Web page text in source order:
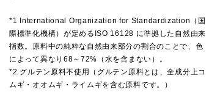
*1 International Organization for Standardization（国
際標準化機構）が定めるISO 16128 に準拠した自然由来
指数。原料中の純粋な自然由来部分の割合のことで、色
によって異なり68～72%（水を含まない）。
*2 グルテン原料不使用（グルテン原料とは、全成分上コ
ムギ・オオムギ・ライムギを含む原料です。）